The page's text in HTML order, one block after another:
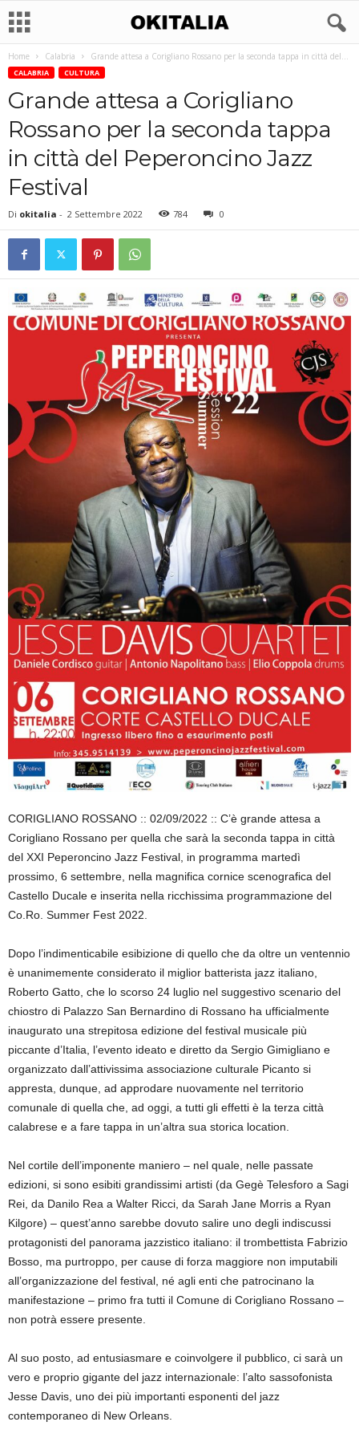
Home Calabria Grande attesa a Corigliano Rossano per la seconda tappa in città del...
CALABRIA CULTURA
Grande attesa a Corigliano
Rossano per la seconda tappa
in città del Peperoncino Jazz
Festival
Di okitalia - 2 Settembre 2022 784 0
CORIGLIANO ROSSANO :: 02/09/2022 :: C’è grande attesa a
Corigliano Rossano per quella che sarà la seconda tappa in città
del XXI Peperoncino Jazz Festival, in programma martedì
prossimo, 6 settembre, nella magnifica cornice scenografica del
Castello Ducale e inserita nella ricchissima programmazione del
Co.Ro. Summer Fest 2022.
Dopo l’indimenticabile esibizione di quello che da oltre un ventennio
è unanimemente considerato il miglior batterista jazz italiano,
Roberto Gatto, che lo scorso 24 luglio nel suggestivo scenario del
chiostro di Palazzo San Bernardino di Rossano ha ufficialmente
inaugurato una strepitosa edizione del festival musicale più
piccante d’Italia, l’evento ideato e diretto da Sergio Gimigliano e
organizzato dall’attivissima associazione culturale Picanto si
appresta, dunque, ad approdare nuovamente nel territorio
comunale di quella che, ad oggi, a tutti gli effetti è la terza città
calabrese e a fare tappa in un’altra sua storica location.
Nel cortile dell’imponente maniero – nel quale, nelle passate
edizioni, si sono esibiti grandissimi artisti (da Gegè Telesforo a Sagi
Rei, da Danilo Rea a Walter Ricci, da Sarah Jane Morris a Ryan
Kilgore) – quest’anno sarebbe dovuto salire uno degli indiscussi
protagonisti del panorama jazzistico italiano: il trombettista Fabrizio
Bosso, ma purtroppo, per cause di forza maggiore non imputabili
all’organizzazione del festival, né agli enti che patrocinano la
manifestazione – primo fra tutti il Comune di Corigliano Rossano –
non potrà essere presente.
Al suo posto, ad entusiasmare e coinvolgere il pubblico, ci sarà un
vero e proprio gigante del jazz internazionale: l’alto sassofonista
Jesse Davis, uno dei più importanti esponenti del jazz
contemporaneo di New Orleans.